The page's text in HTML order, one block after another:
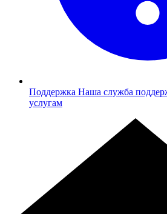
Поддержка Наша служба
услугам